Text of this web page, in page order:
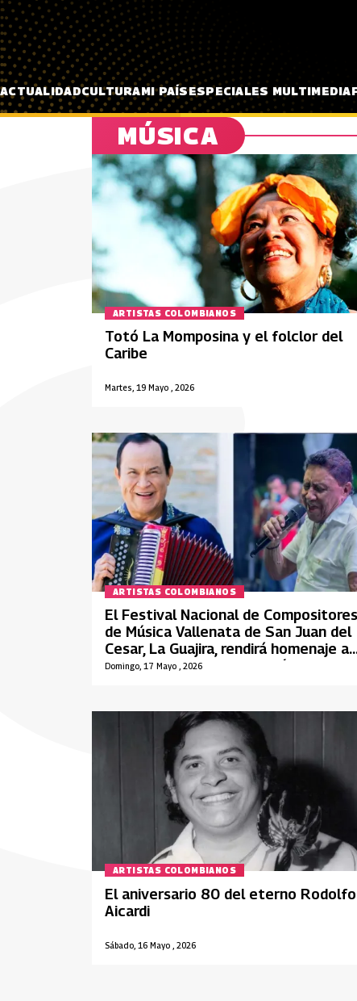
Pasar al contenido principal
ACTUALIDADCULTURAMI PAÍSESPECIALES MULTIMEDIA
MÚSICA
ARTISTAS COLOMBIANOS
Martes, 19 Mayo , 2026
Totó La Momposina y el folclor del
Caribe
ARTISTAS COLOMBIANOS
Domingo, 17 Mayo , 2026
El Festival Nacional de Compositores
de Música Vallenata de San Juan del
Cesar, La Guajira, rendirá homenaje a
Silvio Brito y Alfredo Gutiérrez
ARTISTAS COLOMBIANOS
Sábado, 16 Mayo , 2026
El aniversario 80 del eterno Rodolfo
Aicardi